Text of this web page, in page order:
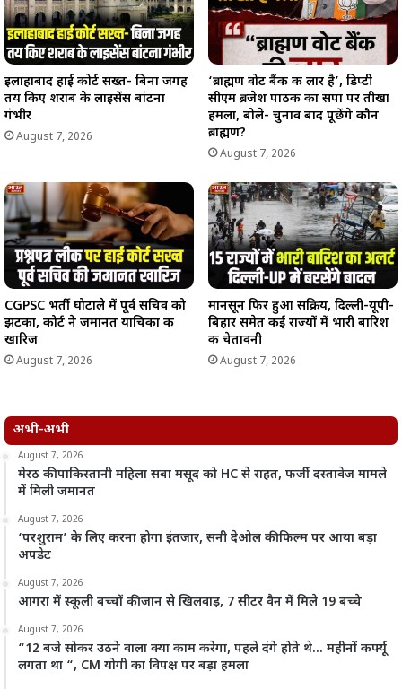
इलाहाबाद हाई कोर्ट सख्त- बिना जगह
तय किए शराब के लाइसेंस बांटना
गंभीर
August 7, 2026
‘ब्राह्मण वोट बैंक की लार है’, डिप्टी
सीएम ब्रजेश पाठक का सपा पर तीखा
हमला, बोले- चुनाव बाद पूछेंगे कौन
ब्राह्मण?
August 7, 2026
CGPSC भर्ती घोटाले में पूर्व सचिव को
झटका, कोर्ट ने जमानत याचिका की
खारिज
August 7, 2026
मानसून फिर हुआ सक्रिय, दिल्ली-यूपी-
बिहार समेत कई राज्यों में भारी बारिश
की चेतावनी
August 7, 2026
अभी-अभी
August 7, 2026
मेरठ की पाकिस्तानी महिला सबा मसूद को HC से राहत, फर्जी दस्तावेज मामले
में मिली जमानत
August 7, 2026
‘परशुराम’ के लिए करना होगा इंतजार, सनी देओल की फिल्म पर आया बड़ा
अपडेट
August 7, 2026
आगरा में स्कूली बच्चों की जान से खिलवाड़, 7 सीटर वैन में मिले 19 बच्चे
August 7, 2026
“12 बजे सोकर उठने वाला क्या काम करेगा, पहले दंगे होते थे… महीनों कर्फ्यू
लगता था “, CM योगी का विपक्ष पर बड़ा हमला